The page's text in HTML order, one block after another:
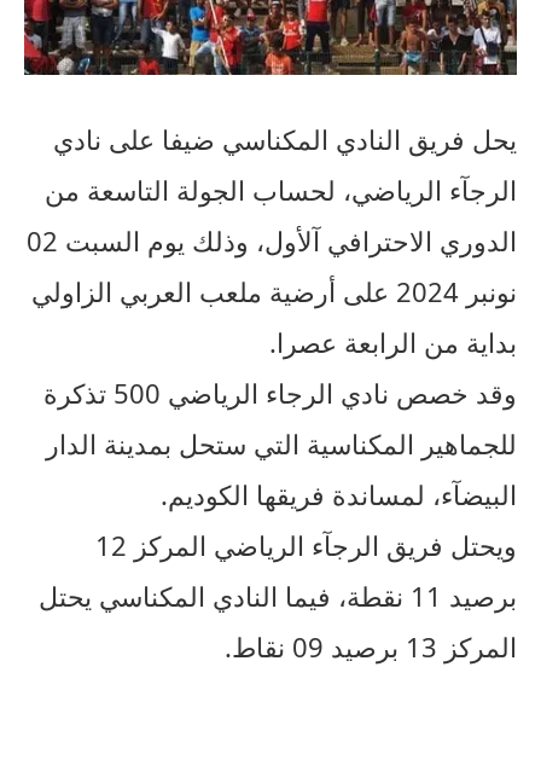
يحل فريق النادي المكناسي ضيفا على نادي
الرجآء الرياضي، لحساب الجولة التاسعة من
الدوري الاحترافي آلأول، وذلك يوم السبت 02
نونبر 2024 على أرضية ملعب العربي الزاولي
بداية من الرابعة عصرا.
وقد خصص نادي الرجاء الرياضي 500 تذكرة
للجماهير المكناسية التي ستحل بمدينة الدار
البيضآء، لمساندة فريقها الكوديم.
ويحتل فريق الرجآء الرياضي المركز 12
برصيد 11 نقطة، فيما النادي المكناسي يحتل
المركز 13 برصيد 09 نقاط.